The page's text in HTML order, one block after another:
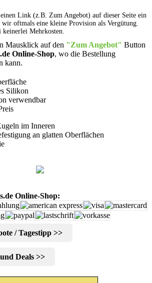
Link (z.B. Zum Angebot) auf dieser Seite ein
oftmals eine kleine Provision als Vergütung.
keinerlei Mehrkosten.
Mausklick auf den "Zum Angebot" Button
Online-Shop, wo die Bestellung
kann.
Silikon
verwendbar
im Inneren
an glatten Oberflächen
Online-Shop:
/ Tagestipp >>
Deals >>